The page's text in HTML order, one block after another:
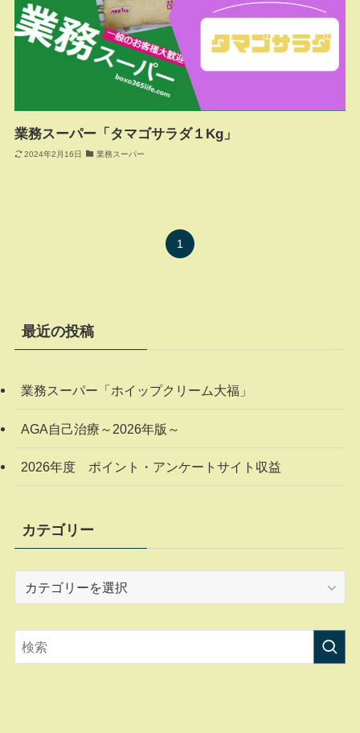
業務スーパー「タマゴサラダ１Kg」
2024年2月16日 業務スーパー
1
最近の投稿
業務スーパー「ホイップクリーム大福」
AGA自己治療～2026年版～
2026年度 ポイント・アンケートサイト収益
カテゴリー
リ
ー